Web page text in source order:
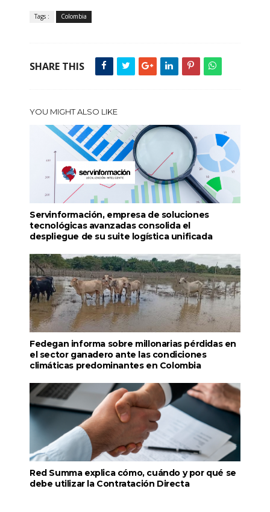
Tags : Colombia
SHARE THIS
YOU MIGHT ALSO LIKE
Servinformación, empresa de soluciones
tecnológicas avanzadas consolida el
despliegue de su suite logística unificada
Fedegan informa sobre millonarias pérdidas en
el sector ganadero ante las condiciones
climáticas predominantes en Colombia
Red Summa explica cómo, cuándo y por qué se
debe utilizar la Contratación Directa